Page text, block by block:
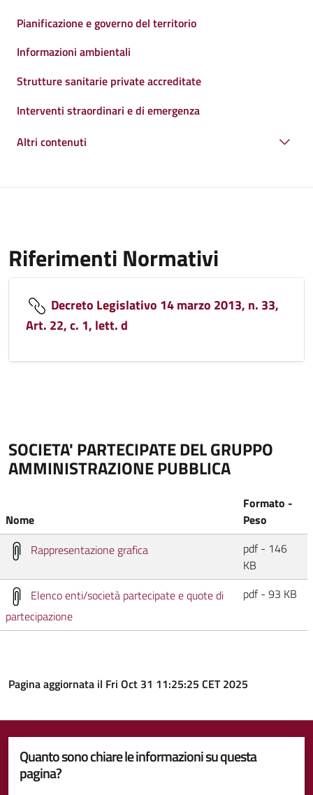
Pianificazione e governo del territorio
Informazioni ambientali
Strutture sanitarie private accreditate
Interventi straordinari e di emergenza
Altri contenuti
Riferimenti Normativi
Decreto Legislativo 14 marzo 2013, n. 33,
Art. 22, c. 1, lett. d
SOCIETA' PARTECIPATE DEL GRUPPO
AMMINISTRAZIONE PUBBLICA
Nome
Formato -
Peso
Rappresentazione grafica
pdf - 146
KB
Elenco enti/società partecipate e quote di
partecipazione
pdf - 93 KB
Pagina aggiornata il Fri Oct 31 11:25:25 CET 2025
Quanto sono chiare le informazioni su questa
pagina?